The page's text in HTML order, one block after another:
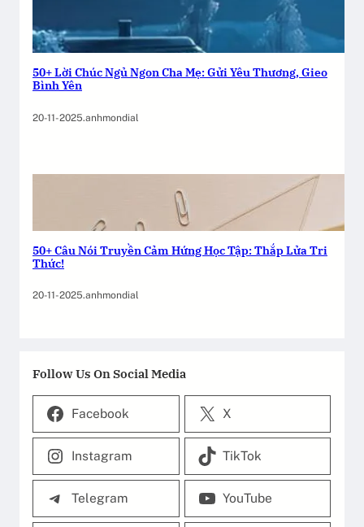
50+ Lời Chúc Ngủ Ngon Cha Mẹ: Gửi Yêu Thương, Gieo
Bình Yên
20-11-2025.anhmondial
50+ Câu Nói Truyền Cảm Hứng Học Tập: Thắp Lửa Tri
Thức!
20-11-2025.anhmondial
Follow Us On Social Media
Facebook X
Instagram TikTok
Telegram YouTube